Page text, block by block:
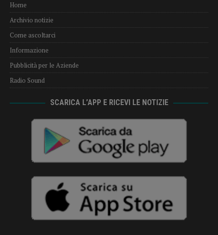
Home
Archivio notizie
Come ascoltarci
Informazione
Pubblicità per le Aziende
Radio Sound
SCARICA L’APP E RICEVI LE NOTIZIE